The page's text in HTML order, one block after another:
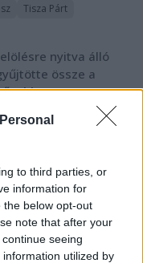
to third parties, or
information for
the below opt-out
note that after your
seeing
utilized by
Tisza Párt
nyitva álló
össze a